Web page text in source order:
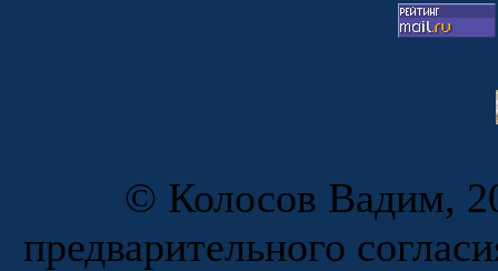
© Колосов Вадим,
предварительного